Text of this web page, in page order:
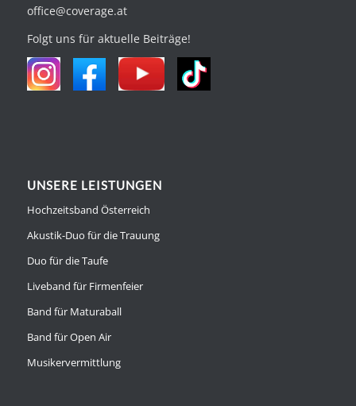
office@coverage.at
Folgt uns für aktuelle Beiträge!
UNSERE LEISTUNGEN
Hochzeitsband Österreich
Akustik-Duo für die Trauung
Duo für die Taufe
Liveband für Firmenfeier
Band für Maturaball
Band für Open Air
Musikervermittlung